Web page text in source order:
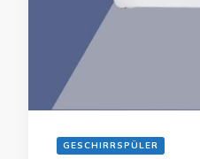
GESCHIRRSPÜLER